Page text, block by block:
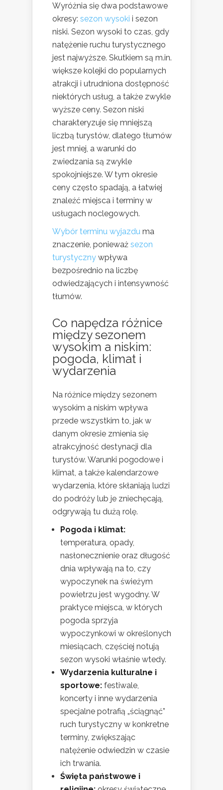
Wyróżnia się dwa podstawowe
okresy: sezon wysoki i sezon
niski. Sezon wysoki to czas, gdy
natężenie ruchu turystycznego
jest najwyższe. Skutkiem są m.in.
większe kolejki do popularnych
atrakcji i utrudniona dostępność
niektórych usług, a także zwykle
wyższe ceny. Sezon niski
charakteryzuje się mniejszą
liczbą turystów, dlatego tłumów
jest mniej, a warunki do
zwiedzania są zwykle
spokojniejsze. W tym okresie
ceny często spadają, a łatwiej
znaleźć miejsca i terminy w
usługach noclegowych.
Wybór terminu wyjazdu ma
znaczenie, ponieważ sezon
turystyczny wpływa
bezpośrednio na liczbę
odwiedzających i intensywność
tłumów.
Co napędza różnice
między sezonem
wysokim a niskim:
pogoda, klimat i
wydarzenia
Na różnice między sezonem
wysokim a niskim wpływa
przede wszystkim to, jak w
danym okresie zmienia się
atrakcyjność destynacji dla
turystów. Warunki pogodowe i
klimat, a także kalendarzowe
wydarzenia, które skłaniają ludzi
do podróży lub je zniechęcają,
odgrywają tu dużą rolę.
Pogoda i klimat:
temperatura, opady,
nasłonecznienie oraz długość
dnia wpływają na to, czy
wypoczynek na świeżym
powietrzu jest wygodny. W
praktyce miejsca, w których
pogoda sprzyja
wypoczynkowi w określonych
miesiącach, częściej notują
sezon wysoki właśnie wtedy.
Wydarzenia kulturalne i
sportowe: festiwale,
koncerty i inne wydarzenia
specjalne potrafią „ściągnąć”
ruch turystyczny w konkretne
terminy, zwiększając
natężenie odwiedzin w czasie
ich trwania.
Święta państwowe i